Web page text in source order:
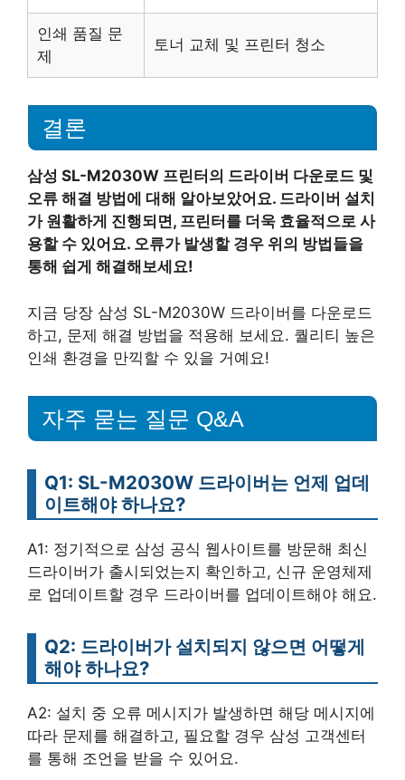
인쇄 품질 문
제
토너 교체 및 프린터 청소
결론
삼성 SL-M2030W 프린터의 드라이버 다운로드 및
오류 해결 방법에 대해 알아보았어요. 드라이버 설치
가 원활하게 진행되면, 프린터를 더욱 효율적으로 사
용할 수 있어요. 오류가 발생할 경우 위의 방법들을
통해 쉽게 해결해보세요!
지금 당장 삼성 SL-M2030W 드라이버를 다운로드
하고, 문제 해결 방법을 적용해 보세요. 퀄리티 높은
인쇄 환경을 만끽할 수 있을 거예요!
자주 묻는 질문 Q&A
Q1: SL-M2030W 드라이버는 언제 업데
이트해야 하나요?
A1: 정기적으로 삼성 공식 웹사이트를 방문해 최신
드라이버가 출시되었는지 확인하고, 신규 운영체제
로 업데이트할 경우 드라이버를 업데이트해야 해요.
Q2: 드라이버가 설치되지 않으면 어떻게
해야 하나요?
A2: 설치 중 오류 메시지가 발생하면 해당 메시지에
따라 문제를 해결하고, 필요할 경우 삼성 고객센터
를 통해 조언을 받을 수 있어요.